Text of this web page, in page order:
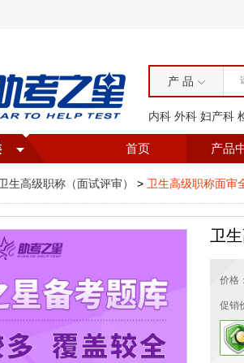
产 品
内科 外科 妇产科
首页 产品
生高级职称（面试评审） > 卫生高级职称面审
卫
价格
促销